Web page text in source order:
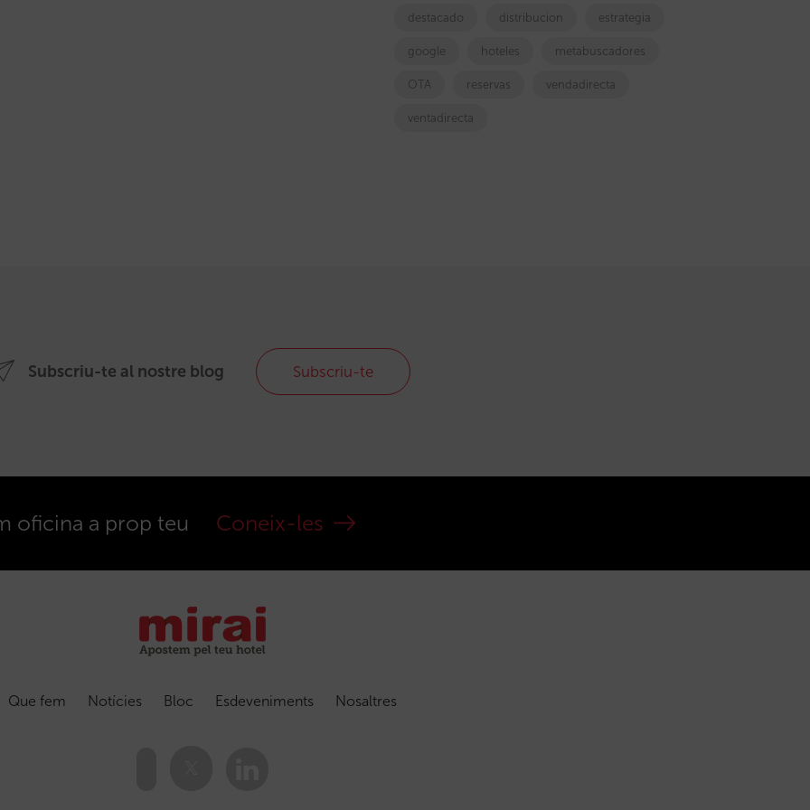
destacado distribucion estrategia
google hoteles metabuscadores
OTA reservas vendadirecta
ventadirecta
Subscriu-te al nostre blog Subscriu-te
oficina a prop teu Coneix-les
Que fem Notícies Bloc Esdeveniments Nosaltres